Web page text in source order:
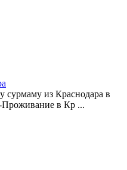
из Краснодара в
Проживание в Кр ...